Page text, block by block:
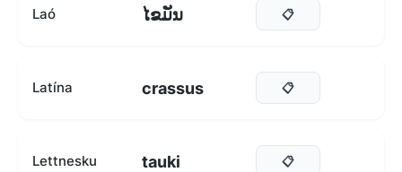
Laó ໄຂມັນ 📋
Latína crassus 📋
Lettnesku tauki 📋